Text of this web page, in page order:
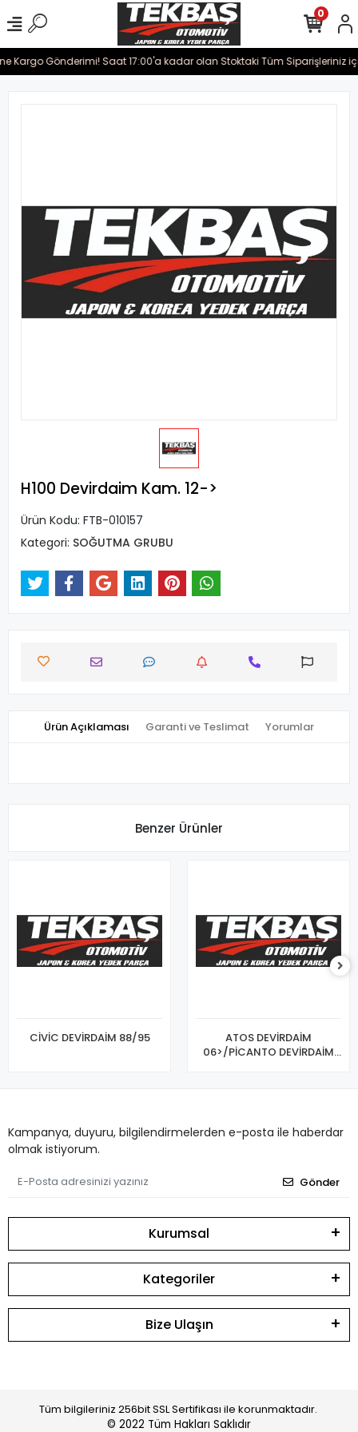
Kargo Gönderimi! Saat 17:00'a kadar olan Stoktaki Tüm Siparişleriniz
0
H100 Devirdaim Kam. 12->
Ürün Kodu: FTB-010157
Kategori: SOĞUTMA GRUBU
Ürün Açıklaması Garanti ve Teslimat Yorumlar
Benzer Ürünler
CİVİC DEVİRDAİM 88/95
ATOS DEVİRDAİM
06>/PİCANTO DEVİRDAİM
Kampanya, duyuru, bilgilendirmelerden e-posta ile haberdar
olmak istiyorum.
Gönder
Kurumsal
Kategoriler
Bize Ulaşın
Tüm bilgileriniz 256bit SSL Sertifikası ile korunmaktadır.
© 2022 Tüm Hakları Saklıdır